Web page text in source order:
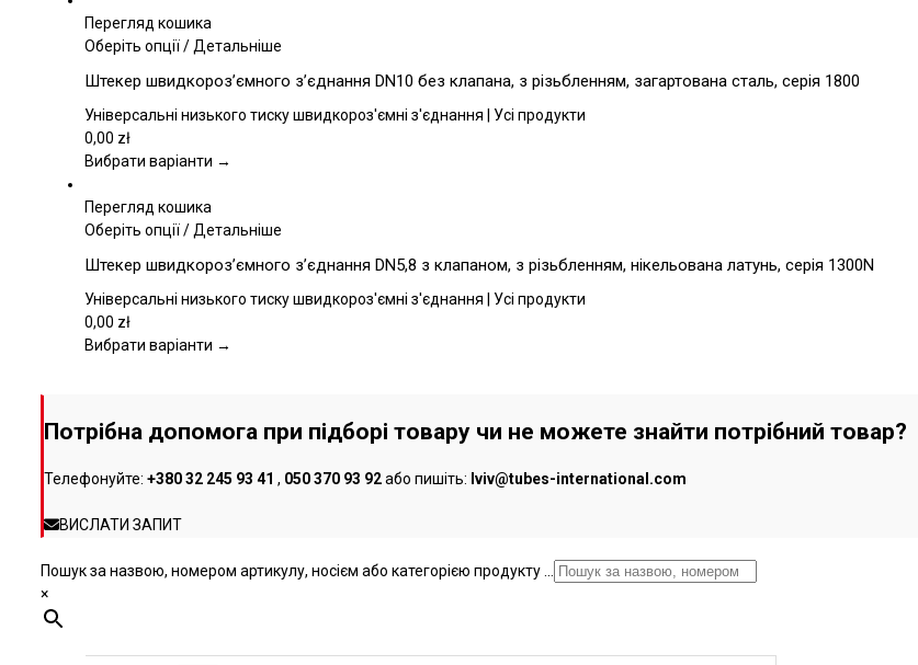
вибрати
на
товару
Перегляд кошика
Оберіть опції Цей
має
кілька
Параметри
вибрати
на
товару
/Детальніше
Штекер швидкороз’ємного з’єднання DN10 без клапана, з різьбленням, загартована сталь, серія 1800
Універсальні низького тиску швидкороз'ємні з'єднання | Усі продукти
0,00 zł
Вибрати варіанти →
Перегляд кошика
Оберіть опції Цей
має
кілька
Параметри
сторінці
/Детальніше
Штекер швидкороз’ємного з’єднання DN5,8 з клапаном, з різьбленням, нікельована латунь, серія 1300N
Універсальні низького тиску швидкороз'ємні з'єднання | Усі продукти
0,00 zł
Вибрати варіанти →
Потрібна допомога при підборі товару чи не можете знайти потрібний товар?
Телефонуйте: +380 32 245 93 41 , 050 370 93 92або пишіть: lviv@tubes-international.com
ВИСЛАТИ ЗАПИТ
Пошук за назвою, номером артикулу, носієм або категорією продукту ...
×